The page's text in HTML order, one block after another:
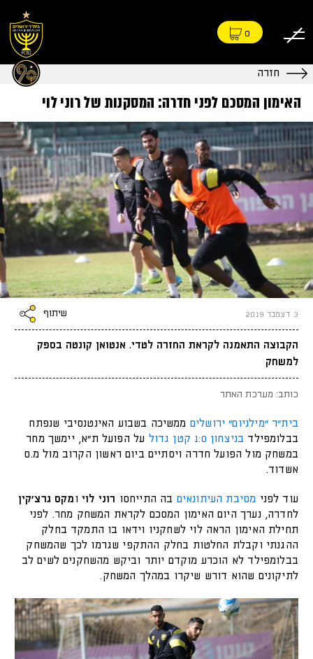
0
חזרה
האימון המסכם לפני חדרה: המסקנות של רוני לוי
3 דצמבר 2019 שיתוף
הקבוצה התאמנה לקראת החזרה לטדי. אנטואן קונטה בספק
למשחק
כותב: מערכת האתר
בית"ר "מילניום" ירושלים ממשיכה בשבוע האינטנסיבי שנפתח
בבלומפילד בניצחון 1:0 קטן גדול
על הפועל ת״א, יימשך מחר
במשחק מול הפועל חדרה ויסתיים ביום ראשון הקרוב מול מ.ס
אשדוד.
עוד לפני מסיבת העיתונאים בה התייחסו רוני לויומקס גרצ׳קין
לחדרה, נערך היום האימון המסכם לקראת המשחק מחר. לפני
תחילת האימון הראה לוי לשחקניו וידאו בו התמקד בחלק
ההגנתי וקבלת החלטות בחלק ההתקפי שגרמו לכך שהמשחק
בבלומפילד לא הוכרע מוקדם יותר וביקש מהשחקנים לשים לב
לתיקונים שהוא דורש שיקרו במהלך המשחק.